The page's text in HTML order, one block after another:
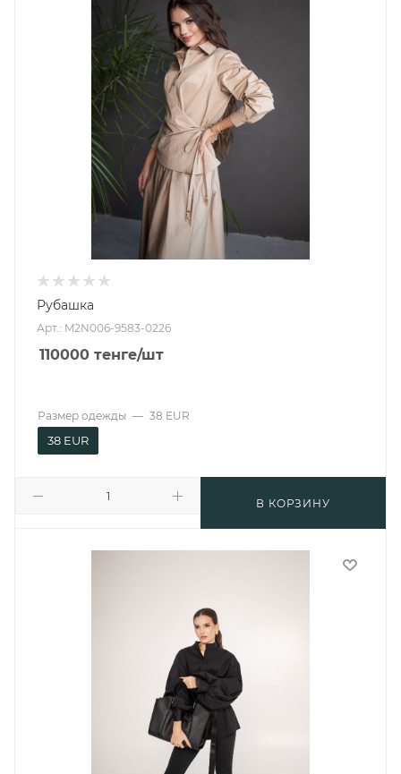
Рубашка
Арт.: M2N006-9583-0226
110000 тенге/шт
В КОРЗИНУ
Размер одежды — 38 EUR
38 EUR